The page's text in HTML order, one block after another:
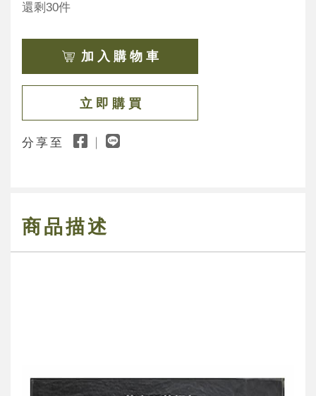
還剩30件
加 入 購 物 車
立 即 購 買
分享至
商品描述